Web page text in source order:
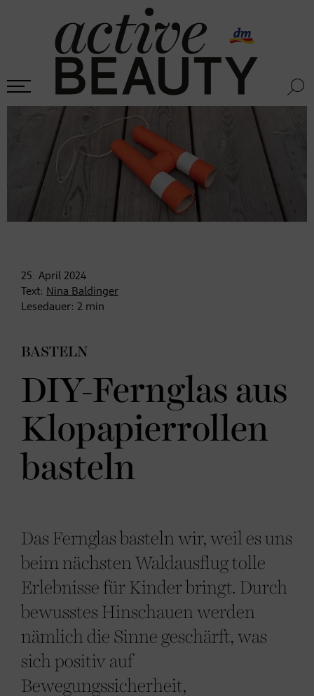
25. April 2024
Text: Nina Baldinger
Lesedauer: 2 min
BASTELN
DIY-Fernglas aus
Klopapierrollen
basteln
Das Fernglas basteln wir, weil es uns
beim nächsten Waldausflug tolle
Erlebnisse für Kinder bringt. Durch
bewusstes Hinschauen werden
nämlich die Sinne geschärft, was
sich positiv auf
Bewegungssicherheit,